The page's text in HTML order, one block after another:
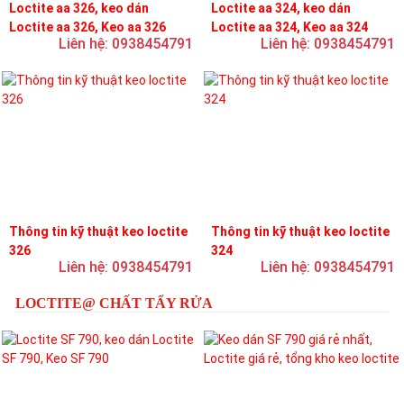
Loctite aa 326, keo dán
Loctite aa 326, Keo aa 326
Liên hệ: 0938454791
Loctite aa 324, keo dán
Loctite aa 324, Keo aa 324
Liên hệ: 0938454791
Thông tin kỹ thuật keo loctite
326
Liên hệ: 0938454791
Thông tin kỹ thuật keo loctite
324
Liên hệ: 0938454791
LOCTITE@ CHẤT TẨY RỬA